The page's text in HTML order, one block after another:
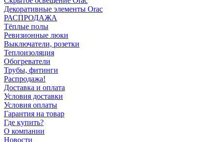
Декоративные элементы Orac
РАСПРОДАЖА
Тёплые полы
Ревизионные люки
Выключатели, розетки
Теплоизоляция
Обогреватели
Трубы, фитинги
Распродажа!
Доставка и оплата
Условия доставки
Условия оплаты
Гарантия на товар
Где купить?
О компании
Новости